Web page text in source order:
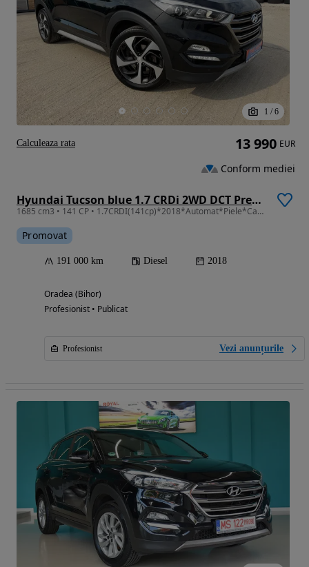
1 / 6
Hyundai Tucson blue 1.7 CRDi 2WD DCT Premium
1685 cm3 • 141 CP • 1.7CRDI(141cp)*2018*Automat*Piele*Camera*Lane Assist*Keyless*Led*Navi
Promovat
191 000 km Diesel 2018
Oradea (Bihor)
Profesionist • Publicat
Profesionist Vezi anunțurile
13 990 EUR
Conform mediei
Calculeaza rata